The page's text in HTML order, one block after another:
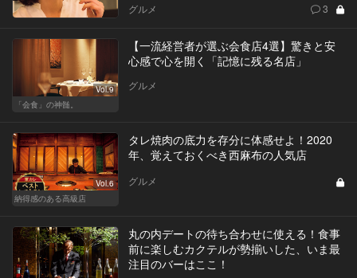
グルメ 3
Vol.9
「会食」の神髄。
【一流経営者が選ぶ会食店4選】驚きと安
心感で心を開く「記憶に残る名店」
グルメ
Vol.6
納得感のある高級店
タレ焼肉の底力を存分に体感せよ！2020
年、覚えておくべき西麻布の人気店
グルメ
丸の内デートの待ち合わせに使える！食事
前に楽しむカクテルが勢揃いした、いま最
注目のバーはここ！